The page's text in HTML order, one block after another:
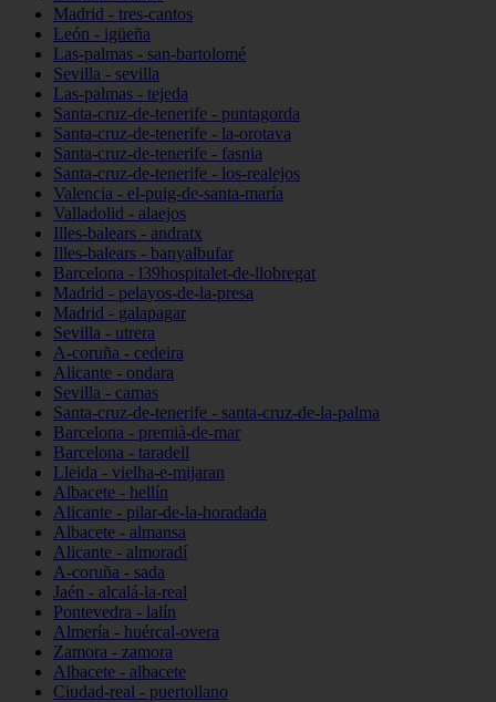
Madrid - tres-cantos
León - igüeña
Las-palmas - san-bartolomé
Sevilla - sevilla
Las-palmas - tejeda
Santa-cruz-de-tenerife - puntagorda
Santa-cruz-de-tenerife - la-orotava
Santa-cruz-de-tenerife - fasnia
Santa-cruz-de-tenerife - los-realejos
Valencia - el-puig-de-santa-maría
Valladolid - alaejos
Illes-balears - andratx
Illes-balears - banyalbufar
Barcelona - l39hospitalet-de-llobregat
Madrid - pelayos-de-la-presa
Madrid - galapagar
Sevilla - utrera
A-coruña - cedeira
Alicante - ondara
Sevilla - camas
Santa-cruz-de-tenerife - santa-cruz-de-la-palma
Barcelona - premià-de-mar
Barcelona - taradell
Lleida - vielha-e-mijaran
Albacete - hellín
Alicante - pilar-de-la-horadada
Albacete - almansa
Alicante - almoradí
A-coruña - sada
Jaén - alcalá-la-real
Pontevedra - lalín
Almería - huércal-overa
Zamora - zamora
Albacete - albacete
Ciudad-real - puertollano